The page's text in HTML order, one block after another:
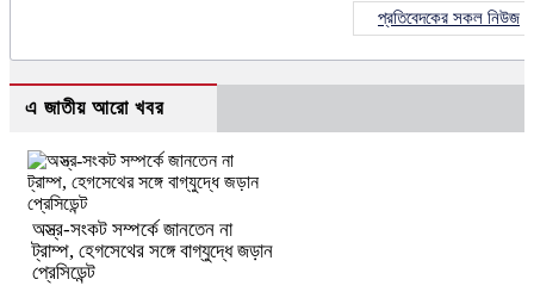
প্রতিবেদকের সকল নিউজ
এ জাতীয় আরো খবর
অস্ত্র-সংকট সম্পর্কে জানতেন না
ট্রাম্প, হেগসেথের সঙ্গে বাগ্‌যুদ্ধে জড়ান
প্রেসিডেন্ট